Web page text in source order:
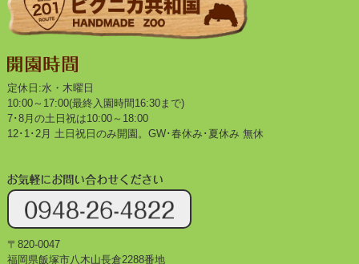
定休日:水・木曜日
10:00～17:00(最終入園時間16:30まで)
7･8月の土日祝は10:00～18:00
12･1･2月 土日祝日のみ開園。GW･春休み･夏休み 無休
〒820-0047
福岡県飯塚市八木山長倉2288番地